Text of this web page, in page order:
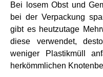
Bei losem Obst und
bei der Verpackung
gibt es heutzutage
diese verwendet,
weniger Plastikmüll
herkömmlichen